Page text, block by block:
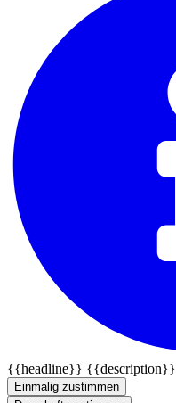
{{headline}} {{description}}
Einmalig zustimmen